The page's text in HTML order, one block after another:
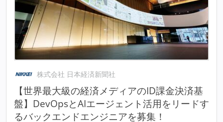
株式会社 日本経済新聞社
【世界最大級の経済メディアのID課金決済基
盤】DevOpsとAIエージェント活用をリードす
るバックエンドエンジニアを募集！